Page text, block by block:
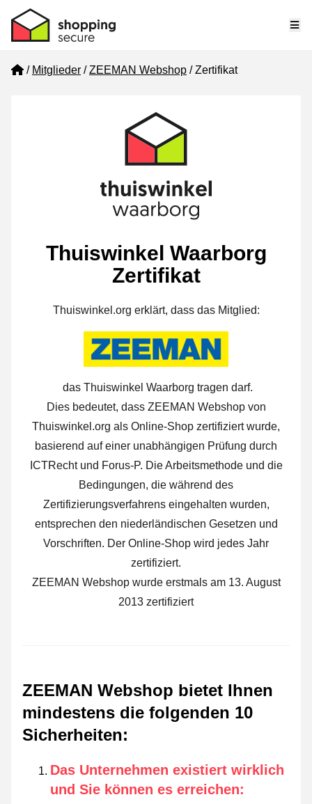
Home
Mitglieder ZEEMAN Webshop Zertifikat
Thuiswinkel Waarborg
Zertifikat
Thuiswinkel.org erklärt, dass das Mitglied:
das Thuiswinkel Waarborg tragen darf.
Dies bedeutet, dass ZEEMAN Webshop von
Thuiswinkel.org als Online-Shop zertifiziert wurde,
basierend auf einer unabhängigen Prüfung durch
ICTRecht und Forus-P. Die Arbeitsmethode und die
Bedingungen, die während des
Zertifizierungsverfahrens eingehalten wurden,
entsprechen den niederländischen Gesetzen und
Vorschriften. Der Online-Shop wird jedes Jahr
zertifiziert.
ZEEMAN Webshop wurde erstmals am 13. August
2013 zertifiziert
ZEEMAN Webshop bietet Ihnen
mindestens die folgenden 10
Sicherheiten:
Das Unternehmen existiert wirklich
und Sie können es erreichen: